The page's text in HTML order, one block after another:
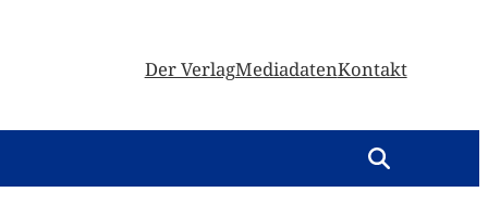
Der VerlagMediadatenKontakt